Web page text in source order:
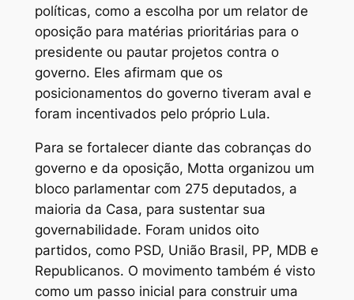
políticas, como a escolha por um relator de
oposição para matérias prioritárias para o
presidente ou pautar projetos contra o
governo. Eles afirmam que os
posicionamentos do governo tiveram aval e
foram incentivados pelo próprio Lula.
Para se fortalecer diante das cobranças do
governo e da oposição, Motta organizou um
bloco parlamentar com 275 deputados, a
maioria da Casa, para sustentar sua
governabilidade. Foram unidos oito
partidos, como PSD, União Brasil, PP, MDB e
Republicanos. O movimento também é visto
como um passo inicial para construir uma